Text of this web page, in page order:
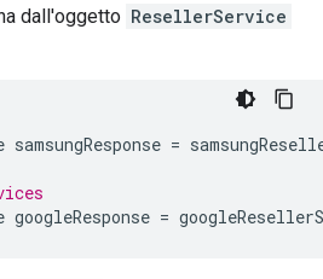
dall'oggetto ResellerService
samsungResponse =
googleResponse =